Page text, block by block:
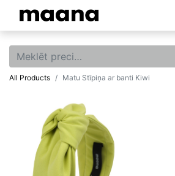
All Products Matu Stīpiņa ar banti Kiwi